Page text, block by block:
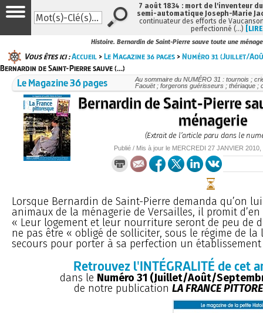
Histoire. Bernardin de Saint-Pierre sauve toute une
Vous êtes ici :Accueil >Le Magazine 36 pages >Numéro 31 (Juillet/
Bernardin de Saint-Pierre sauve (…)
Le Magazine 36 pages
Au sommaire du NUMÉRO 31 : tournois ;
Faouët ; forgerons guérisseurs ; thériaque ;
Bernardin de Saint-Pierre
ménagerie
(Extrait de l’article paru dans le
Publié / Mis à jour le MERCREDI 27 JANVIER 2010
Lorsque Bernardin de Saint-Pierre demanda qu’on
animaux de la ménagerie de Versailles, il promit
« Leur logement et leur nourriture seront de peu de
ne pas être « obligé de solliciter, sous le régime de
secours pour porter à sa perfection un
Retrouvez l'INTÉGRALITÉ de cet
dans le Numéro 31 (Juillet/Août/
de notre publication LA FRANCE
7 août 1834 : mort de l'inventeur
semi-automatique Joseph-Marie
continuateur des efforts de
perfectionné (…)